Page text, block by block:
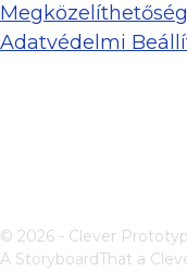
Megközelíthetőség
Adatvédelmi
© 2026 - Clever
A StoryboardThat a